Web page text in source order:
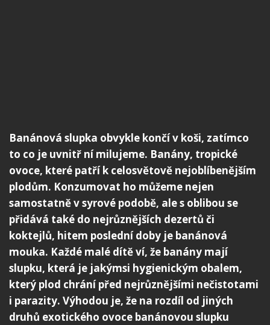
Banánová slupka obvykle končí v koši, zatímco
to co je uvnitř ní milujeme. Banány, tropické
ovoce, které patří k celosvětově nejoblíbenějším
plodům. Konzumovat ho můžeme nejen
samostatně v syrové podobě, ale s oblibou se
přidává také do nejrůznějších dezertů či
koktejlů, hitem poslední doby je banánová
mouka. Každé malé dítě ví, že banány mají
slupku, která je jakýmsi hygienickým obalem,
který plod chrání před nejrůznějšími nečistotami
i parazity. Výhodou je, že na rozdíl od jiných
druhů exotického ovoce banánovou slupku